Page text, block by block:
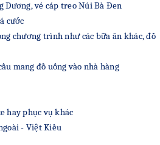
Dương, vé cáp treo Núi Bà Đen
cước
chương trình như các bữa ăn khác, đồ
mang đồ uống vào nhà hàng
hay phục vụ khác
- Việt Kiều